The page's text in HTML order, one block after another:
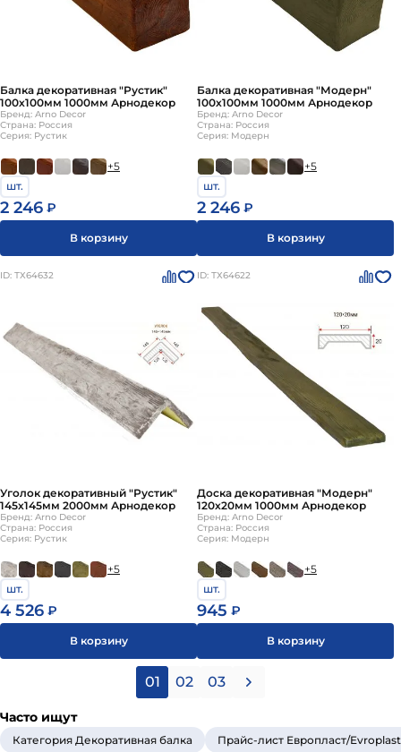
Балка декоративная "Рустик"
100х100мм 1000мм Арнодекор
Бренд: Arno Decor
Страна: Россия
Серия: Рустик
+5
шт.
2 246 ₽
В корзину
Балка декоративная "Модерн"
100х100мм 1000мм Арнодекор
Бренд: Arno Decor
Страна: Россия
Серия: Модерн
+5
шт.
2 246 ₽
В корзину
ID: ТХ64632
Уголок декоративный "Рустик"
145х145мм 2000мм Арнодекор
Бренд: Arno Decor
Страна: Россия
Серия: Рустик
+5
шт.
4 526 ₽
В корзину
ID: ТХ64622
Доска декоративная "Модерн"
120х20мм 1000мм Арнодекор
Бренд: Arno Decor
Страна: Россия
Серия: Модерн
+5
шт.
945 ₽
В корзину
01 02 03
Часто ищут
Категория Декоративная балка Прайс-лист Европласт/